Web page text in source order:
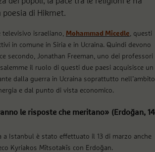
poesia di Hikmet.
israeliano, Mohammad Micedle, questi
in comune in Siria e in Ucraina. Quindi devono
secondo, Jonathan Freeman, uno dei professori
il ruolo di questi due paesi acquisisce un
dalla guerra in Ucraina soprattutto nell’ambito
e dal punto di vista economico.
le risposte che meritano» (Erdoğan, 14
a Istanbul è stato effettuato il 13 di marzo anche
Kyriakos Mītsotakīs con Erdoğan.